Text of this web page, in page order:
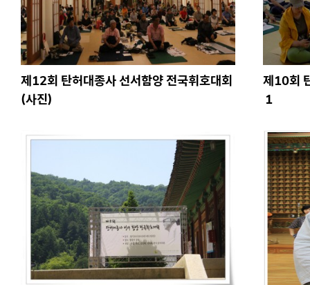
제12회 탄허대종사 선서함양 전국휘호대회
(사진)
제10회
1